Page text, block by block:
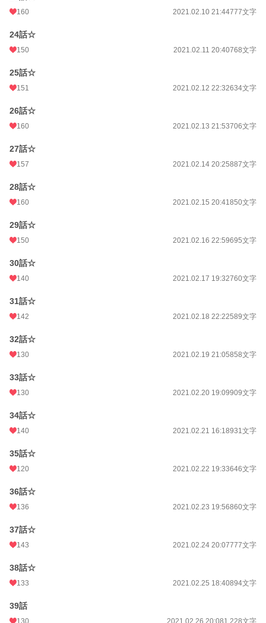
160 2021.02.10 21:44777文字
24話☆
150 2021.02.11 20:40768文字
25話☆
151 2021.02.12 22:32634文字
26話☆
160 2021.02.13 21:53706文字
27話☆
157 2021.02.14 20:25887文字
28話☆
160 2021.02.15 20:41850文字
29話☆
150 2021.02.16 22:59695文字
30話☆
140 2021.02.17 19:32760文字
31話☆
142 2021.02.18 22:22589文字
32話☆
130 2021.02.19 21:05858文字
33話☆
130 2021.02.20 19:09909文字
34話☆
140 2021.02.21 16:18931文字
35話☆
120 2021.02.22 19:33646文字
36話☆
136 2021.02.23 19:56860文字
37話☆
143 2021.02.24 20:07777文字
38話☆
133 2021.02.25 18:40894文字
39話
130 2021.02.26 20:081,228文字